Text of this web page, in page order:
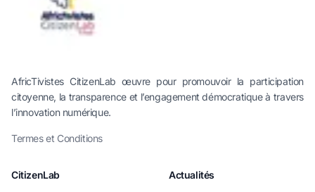
AfricTivistes CitizenLab œuvre pour promouvoir la participation
citoyenne, la transparence et l’engagement démocratique à travers
l’innovation numérique.
Termes et Conditions
CitizenLab Actualités